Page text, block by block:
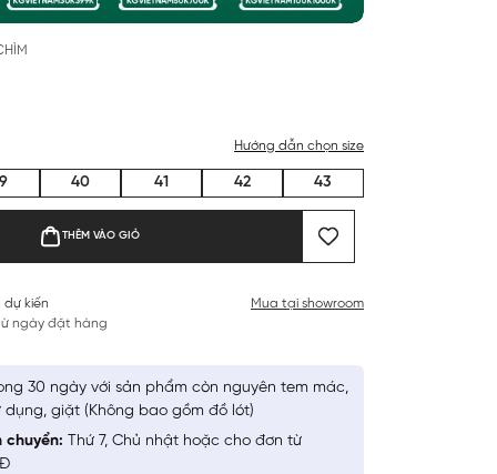
Hướng dẫn chọn size
40 41 42 43
THÊM VÀO GIỎ
dự kiến
ngày đặt hàng
Mua tại showroom
30 ngày với sản phẩm còn nguyên tem mác,
dụng, giặt (Không bao gồm đồ lót)
chuyển: Thứ 7, Chủ nhật hoặc cho đơn từ